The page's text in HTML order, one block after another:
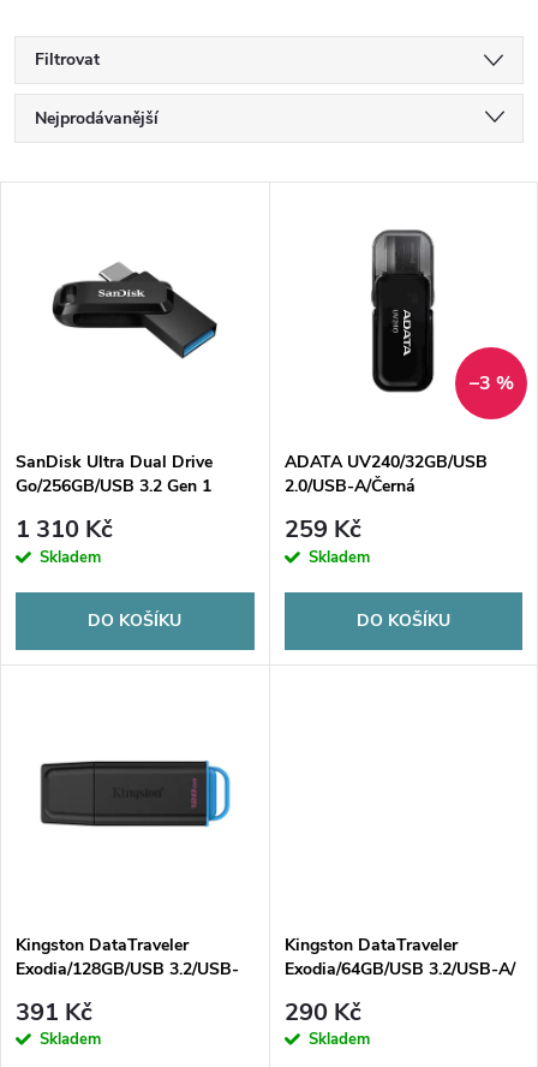
Filtrovat
Ř
a
p
r
o
d
Nejprodávanější
Abecedně
s
p
r
u
ů
SanDisk Ultra Dual Drive
Go/256GB/USB 3.2 Gen 1
1 310 Kč
Skladem
DO KOŠÍKU
–3 %
ADATA UV240/32GB/USB
2.0/USB-A/Černá
259 Kč
Skladem
DO KOŠÍKU
Kingston DataTraveler
Exodia/128GB/USB 3.2/USB-
391 Kč
Skladem
Kingston DataTraveler
Exodia/64GB/USB 3.2/USB-A/
290 Kč
Skladem